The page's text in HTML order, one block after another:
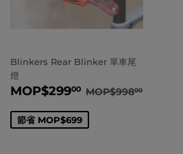
Blinkers Rear Blinker 單車尾
燈
賣
MOP$29900 MOP$299.00
正常價格
MOP$99800
節省 MOP$699